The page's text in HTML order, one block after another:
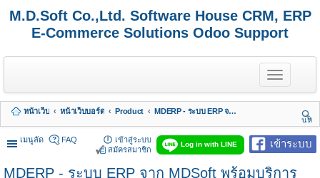
M.D.Soft Co.,Ltd. Software House CRM, ERP
E-Commerce Solutions Odoo Support
T
o
g
e
n
a
i
หน้าเว็บ หน้าเว็บบอร์ด Product
MDERP - ระบบ ERP จาก MDSoft พร้อมบริการ
นห
า
เมนูลัด
เข้าระบบ
Log in with LINE
FAQ
เข้าสู่ระบบ
สมัครสมาชิก
MDERP - ระบบ ERP จาก MDSoft พร้อมบริการ